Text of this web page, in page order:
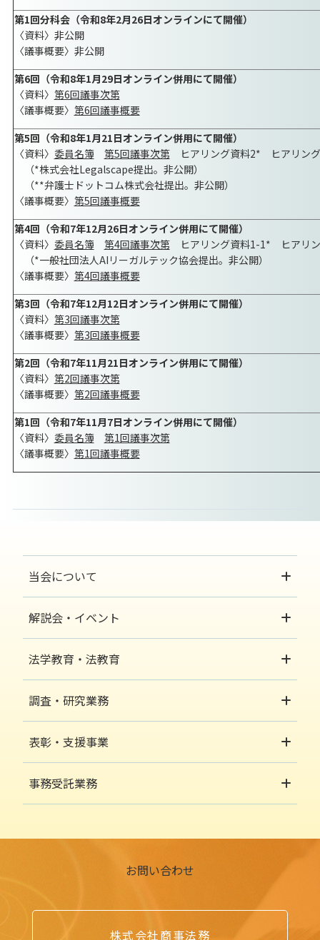
第1回分科会（令和8年2月26日オンラインにて開催）
〈資料〉非公開
〈議事概要〉非公開
第6回（令和8年1月29日オンライン併用にて開催）
〈資料〉 第6回議事次第
〈議事概要〉 第6回議事概要
第5回（令和8年1月21日オンライン併用にて開催）
〈資料〉 委員名簿 第5回議事次第ヒアリング資料2* ヒアリン
（*株式会社Legalscape提出。非公開）
（**弁護士ドットコム株式会社提出。非公開）
〈議事概要〉 第5回議事概要
第4回（令和7年12月26日オンライン併用にて開催）
〈資料〉 委員名簿 第4回議事次第ヒアリング資料1-1* ヒアリ
（*一般社団法人AIリーガルテック協会提出。非公開）
〈議事概要〉 第4回議事概要
第3回（令和7年12月12日オンライン併用にて開催）
〈資料〉 第3回議事次第
〈議事概要〉 第3回議事概要
第2回（令和7年11月21日オンライン併用にて開催）
〈資料〉 第2回議事次第
〈議事概要〉 第2回議事概要
第1回（令和7年11月7日オンライン併用にて開催）
〈資料〉 委員名簿
第1回議事次第
〈議事概要〉 第1回議事概要
当会について
解説会・イベント
法学教育・法教育
調査・研究業務
表彰・支援事業
事務受託業務
お問い合わせ
株式会社商事法務